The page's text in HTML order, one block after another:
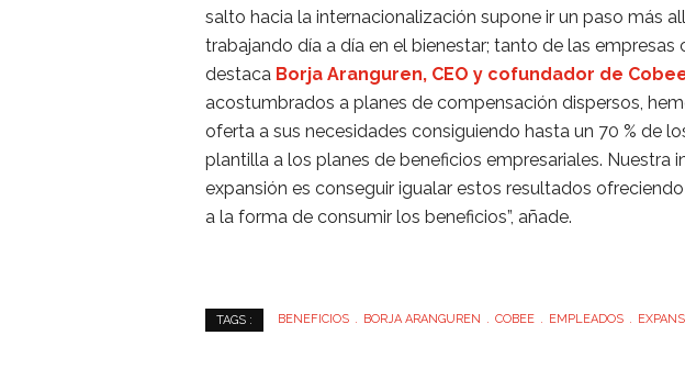
salto hacia la internacionalización supone ir un paso más
trabajando día a día en el bienestar; tanto de las empresas
destaca Borja Aranguren, CEO y cofundador de
acostumbrados a planes de compensación dispersos,
oferta a sus necesidades consiguiendo hasta un 70 % de
plantilla a los planes de beneficios empresariales. Nuestra
expansión es conseguir igualar estos resultados
a la forma de consumir los beneficios”, añade.
TAGS : BENEFICIOS BORJA ARANGUREN COBEE EMPLEADOS